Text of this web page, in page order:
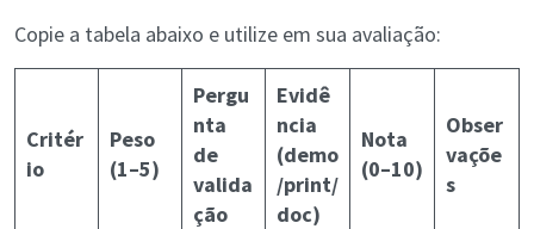
Copie a tabela abaixo e utilize em sua avaliação:
Critér
io
Peso
(1–5)
Pergu
nta
de
valida
ção
Evidê
ncia
(demo
/print/
doc)
Nota
(0–10)
Obser
vaçõe
s